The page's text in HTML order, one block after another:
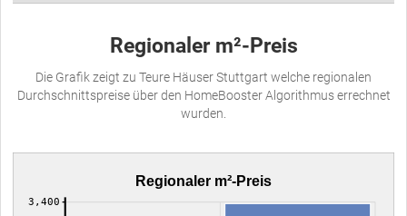
Regionaler m²-Preis
Die Grafik zeigt zu Teure Häuser Stuttgart welche regionalen
Durchschnittspreise über den HomeBooster Algorithmus errechnet
wurden.
Regionaler m²-Preis
3,400